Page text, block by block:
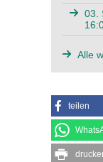
03.
Alle
teilen